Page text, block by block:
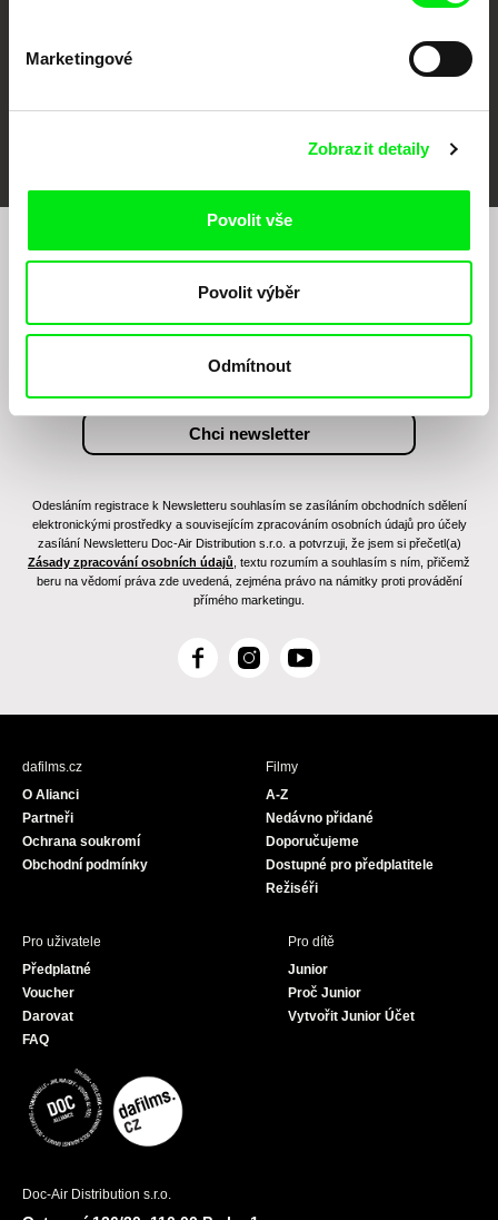
Marketingové
Zobrazit detaily
Povolit vše
Povolit výběr
Odmítnout
Chcete být pravidelně informováni o našem
filmovém programu?
Odesláním registrace k Newsletteru souhlasím se zasíláním obchodních sdělení
elektronickými prostředky a souvisejícím zpracováním osobních údajů pro účely
zasílání Newsletteru Doc-Air Distribution s.r.o. a potvrzuji, že jsem si přečetl(a)
Zásady zpracování osobních údajů , textu rozumím a souhlasím s ním, přičemž
beru na vědomí práva zde uvedená, zejména právo na námitky proti provádění
přímého marketingu.
F
c
I
s
Y
u
dafilms.cz
O Alianci
Partneři
Ochrana soukromí
Obchodní podmínky
Filmy
A-Z
Nedávno přidané
Doporučujeme
Dostupné pro předplatitele
Režiséři
Pro uživatele
Předplatné
Voucher
Darovat
FAQ
Pro dítě
Junior
Proč Junior
Vytvořit Junior Účet
Doc-Air Distribution s.r.o.